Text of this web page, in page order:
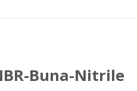
Buna-Nitrile